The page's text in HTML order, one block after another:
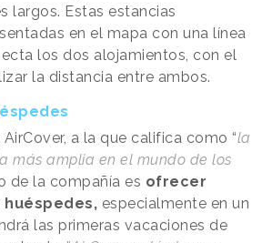
largos. Estas estancias
en el mapa con una línea
los dos alojamientos, con el
la distancia entre ambos.
a la que califica como “la
más amplia en el mundo de los
de la compañía es ofrecer
especialmente en un
las primeras vacaciones de